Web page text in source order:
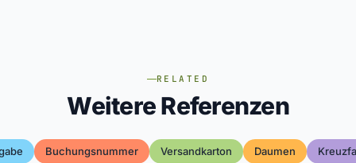
RELATED
Weitere Referenzen
Buchungsnummer Versandkarton Daumen